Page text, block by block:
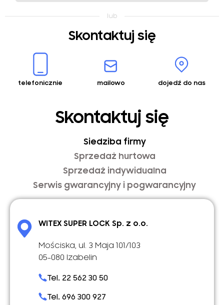
Skontaktuj się
telefonicznie mailowo dojedź do nas
Skontaktuj się
Siedziba firmy
Sprzedaż hurtowa
Sprzedaż indywidualna
Serwis gwarancyjny i pogwarancyjny
WITEX SUPER LOCK Sp. z o.o.
Mościska, ul. 3 Maja 101/103
05-080 Izabelin
Tel. 22 562 30 50
Tel. 696 300 927